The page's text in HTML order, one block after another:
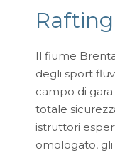
Rafting
Il fiume
degli sport
campo di
totale
istruttori
omologato, gli